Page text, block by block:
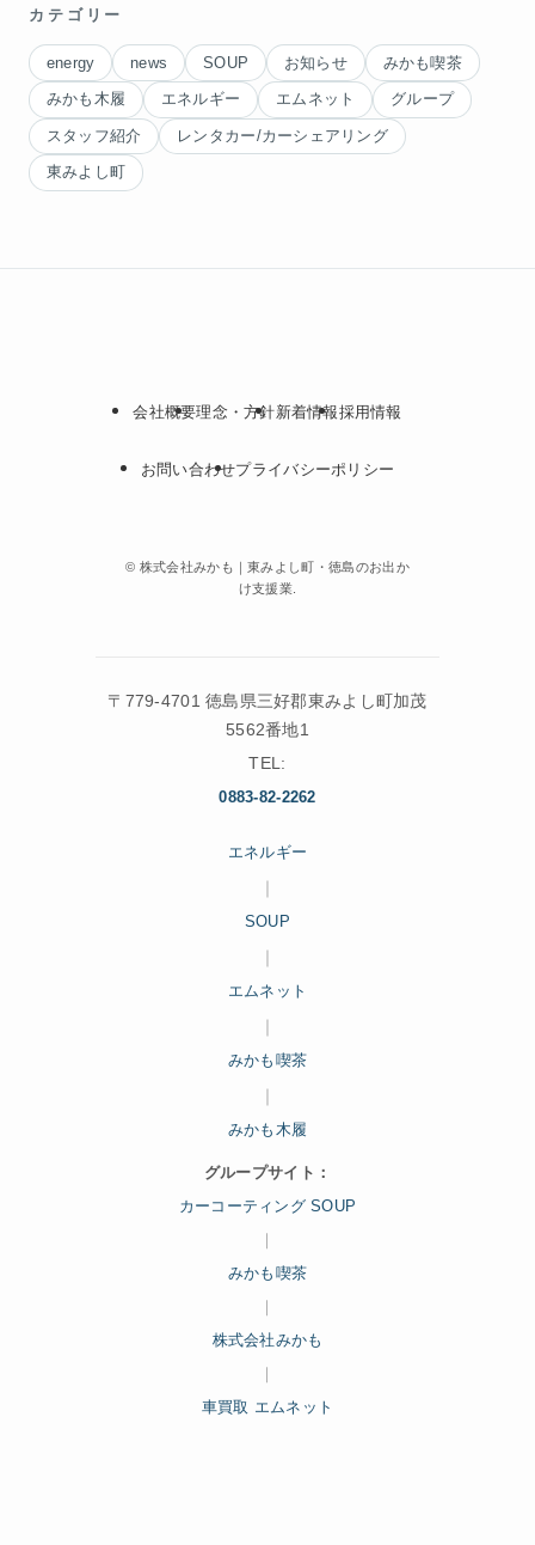
カテゴリー
energy news SOUP お知らせ みかも喫茶
みかも木履 エネルギー エムネット グループ
スタッフ紹介 レンタカー/カーシェアリング
東みよし町
会社概要理念・方針新着情報採用情報
お問い合わせプライバシーポリシー
© 株式会社みかも｜東みよし町・徳島のお出か
け支援業.
〒779-4701 徳島県三好郡東みよし町加茂
5562番地1
TEL:
0883-82-2262
エネルギー
SOUP
エムネット
みかも喫茶
みかも木履
グループサイト：
カーコーティング SOUP
みかも喫茶
株式会社みかも
車買取 エムネット